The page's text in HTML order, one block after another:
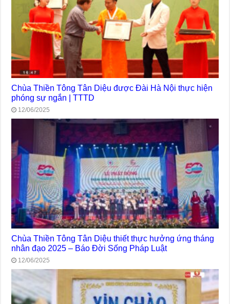
Chùa Thiền Tông Tân Diệu được Đài Hà Nội thực hiện
phóng sự ngắn | TTTD
12/06/2025
Chùa Thiền Tông Tân Diệu thiết thực hưởng ứng tháng
nhân đạo 2025 – Báo Đời Sống Pháp Luật
12/06/2025